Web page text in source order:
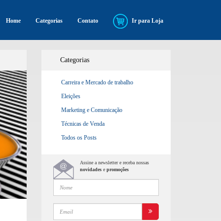
Home Categorias Contato Ir para Loja
Categorias
Carreira e Mercado de trabalho
Eleições
Marketing e Comunicação
Técnicas de Venda
Todos os Posts
Assine a newsletter e receba nossas
novidades epromoções